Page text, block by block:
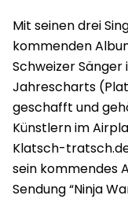
Mit seinen drei
kommenden
Schweizer Sänger
Jahrescharts
geschafft und
Künstlern im
Klatsch-
sein kommendes
Sendung “Ninja